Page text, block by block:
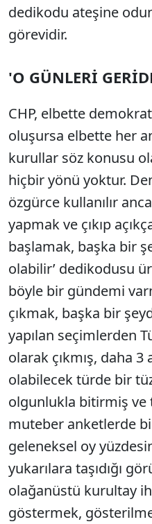
dedikodu ateşine
görevidir.
'O GÜNLERİ
CHP, elbette
oluşursa elbette her
kurullar söz konusu
hiçbir yönü yoktur.
özgürce kullanılır
yapmak ve çıkıp
başlamak, başka bir
olabilir’ dedikodusu
böyle bir gündemi
çıkmak, başka bir
yapılan seçimlerden
olarak çıkmış, daha
olabilecek türde bir
olgunlukla bitirmiş ve
muteber anketlerde
geleneksel oy
yukarılara taşıdığı
olağanüstü kurultay
göstermek,